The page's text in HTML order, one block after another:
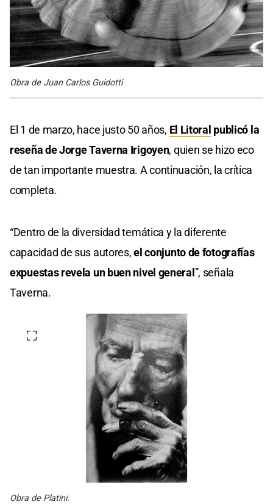
Obra de Juan Carlos Guidotti
El 1 de marzo, hace justo 50 años, El Litoral publicó la
reseña de Jorge Taverna Irigoyen, quien se hizo eco
de tan importante muestra. A continuación, la crítica
completa.
“Dentro de la diversidad temática y la diferente
capacidad de sus autores,el conjunto de fotografías
expuestas revela un buen nivel general”, señala
Taverna.
Obra de Platini.